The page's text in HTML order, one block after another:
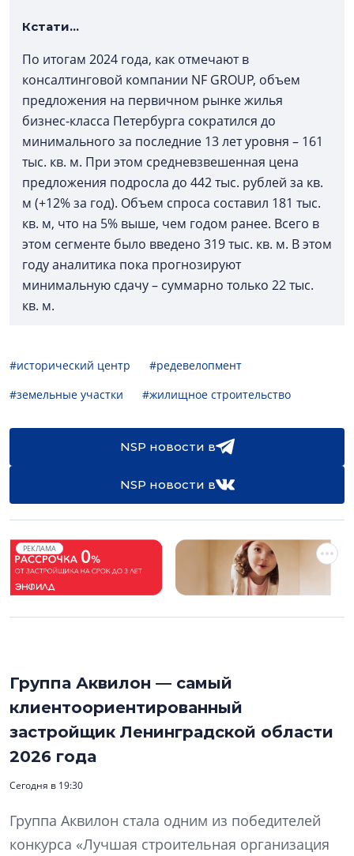
Кстати…
По итогам 2024 года, как отмечают в
консалтинговой компании NF GROUP, объем
предложения на первичном рынке жилья
бизнес-класса Петербурга сократился до
минимального за последние 13 лет уровня – 161
тыс. кв. м. При этом средневзвешенная цена
предложения подросла до 442 тыс. рублей за кв.
м (+12% за год). Объем спроса составил 181 тыс.
кв. м, что на 5% выше, чем годом ранее. Всего в
этом сегменте было введено 319 тыс. кв. м. В этом
году аналитика пока прогнозируют
минимальную сдачу – суммарно только 22 тыс.
кв. м.
#исторический центр
#редевелопмент
#земельные участки
#жилищное строительство
NSP новости в
NSP новости в
РЕКЛАМА
Группа Аквилон — самый
клиентоориентированный
застройщик Ленинградской области
2026 года
Сегодня в 19:30
Группа Аквилон стала одним из победителей
конкурса «Лучшая строительная организация